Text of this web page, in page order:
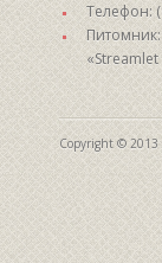
Телефон:
Питомник:
Copyright © 2013